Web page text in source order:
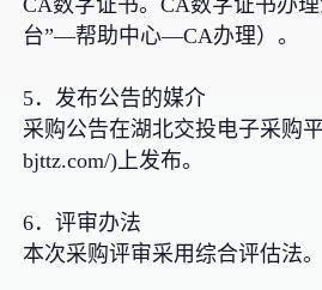
台”—帮助中心—CA办理）。
5．发布公告的媒介
采购公告在湖北交投电子采购
bjttz.com/)上发布。
6．评审办法
本次采购评审采用综合评估法。